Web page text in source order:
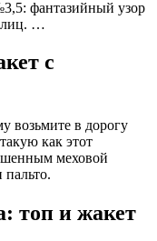
фантазийный узор
лиц. …
с
возьмите в дорогу
как этот
меховой
топ и жакет